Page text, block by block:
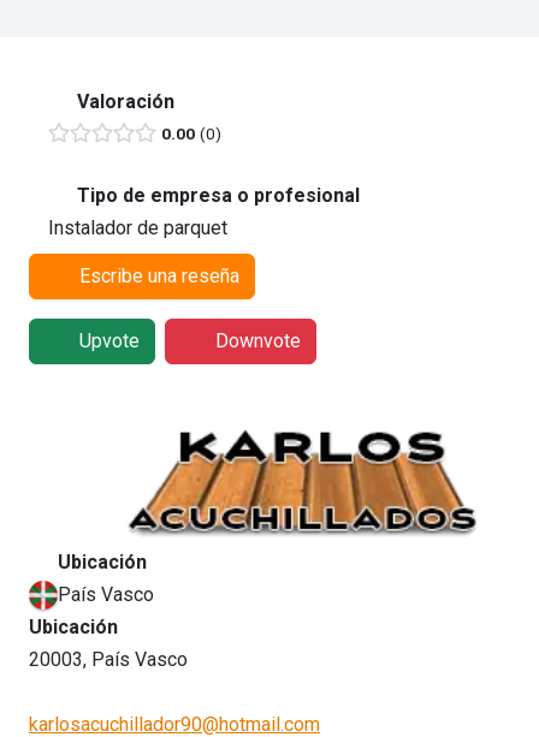
Valoración
0.00 0
Tipo de empresa o profesional
Instalador de parquet
Escribe una reseña
Upvote Downvote
Ubicación
País Vasco
Ubicación
20003, País Vasco
karlosacuchillador90@hotmail.com